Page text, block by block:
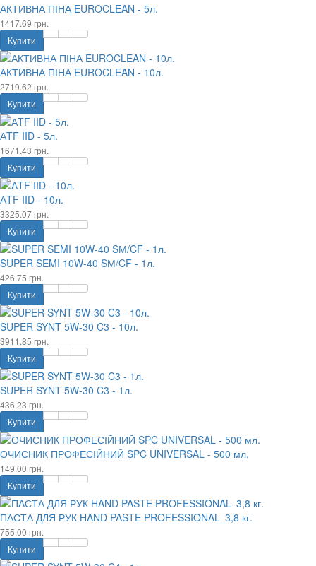
АКТИВНА ПІНА EUROCLEAN - 5л.
1417.69 грн.
Купити
АКТИВНА ПІНА EUROCLEAN - 10л.
2719.62 грн.
Купити
АTF IID - 5л.
1671.43 грн.
Купити
АTF IID - 10л.
3325.07 грн.
Купити
SUPER SEMI 10W-40 SМ/CF - 1л.
426.75 грн.
Купити
SUPER SYNT 5W-30 C3 - 10л.
3911.85 грн.
Купити
SUPER SYNT 5W-30 C3 - 1л.
436.23 грн.
Купити
ОЧИСНИК ПРОФЕСІЙНИЙ SPC UNIVERSAL - 500 мл.
149.00 грн.
Купити
ПАСТА ДЛЯ РУК HAND PASTE PROFESSIONAL- 3,8 кг.
755.00 грн.
Купити